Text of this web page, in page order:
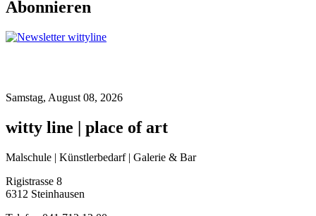
Abonnieren
Samstag, August 08, 2026
witty line | place of art
Malschule | Künstlerbedarf | Galerie & Bar
Rigistrasse 8
6312 Steinhausen